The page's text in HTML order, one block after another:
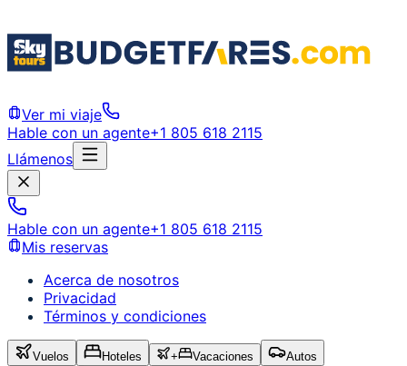
Ver mi viaje
Hable con un agente+1 805 618 2115
Llámenos
Hable con un agente+1 805 618 2115
Mis reservas
Acerca de nosotros
Privacidad
Términos y condiciones
Vuelos Hoteles + Vacaciones
Autos